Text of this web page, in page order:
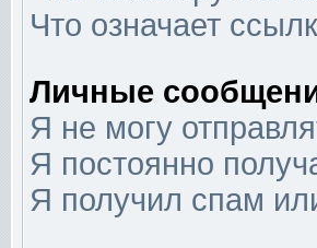
Что означает
Личные
Я не могу
Я постоянно
Я получил спам